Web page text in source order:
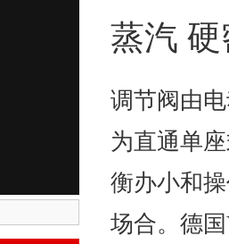
蒸汽
调节阀由
为直通单
衡办小和
场合。德